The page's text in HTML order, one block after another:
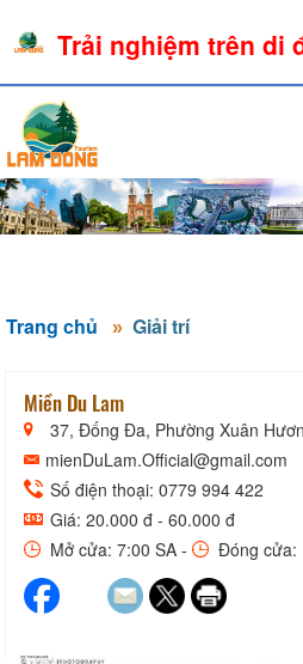
Trang chủ Giải trí
Miền Du Lam
37, Đống Đa, Phường Xuân
mienDuLam.Official@gmail.com
Số điện thoại: 0779 994 422
Giá: 20.000 đ - 60.000 đ
Mở cửa: 7:00 SA -
Đóng cửa:
Trải nghiệm trên di